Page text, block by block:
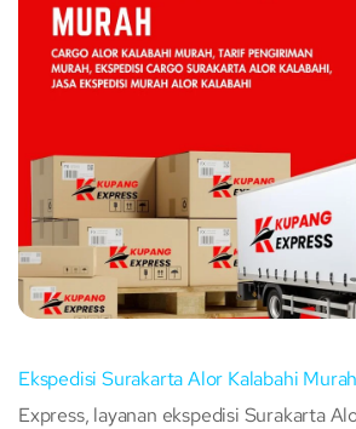
Ekspedisi Surakarta Alor Kalabahi Murah
Express, layanan ekspedisi Surakarta